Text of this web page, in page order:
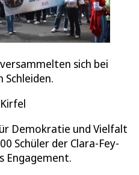
sich bei
Demokratie und Vielfalt
Schüler der Clara-Fey-
Engagement.